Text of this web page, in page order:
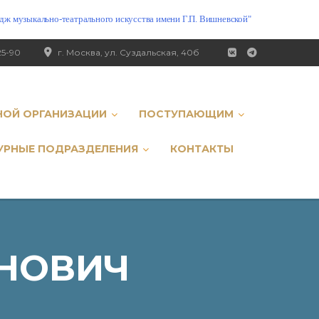
музыкально-театрального искусства имени Г.П. Вишневской"
г. Москва, ул. Суздальская, 40б
90
ОРГАНИЗАЦИИ ПОСТУПАЮЩИМ
ПОДРАЗДЕЛЕНИЯ КОНТАКТЫ